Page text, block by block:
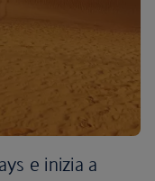
e inizia a